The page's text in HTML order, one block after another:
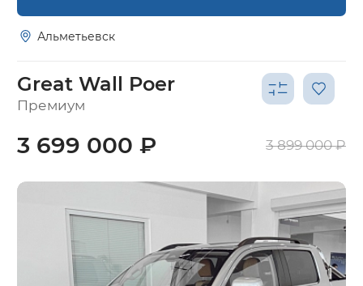
Альметьевск
Great Wall Poer
Премиум
3 699 000 ₽ 3 899 000 ₽